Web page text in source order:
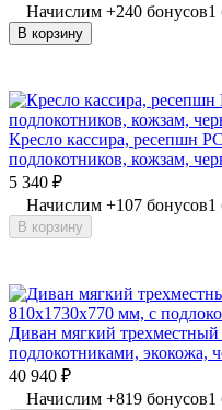
Начислим +240 бонусов1
В корзину
Кресло кассира, ресепшн
подлокотников, кожзам,
5 340 ₽
Начислим +107 бонусов1
В корзину
Диван мягкий
подлокотниками, экокожа,
40 940 ₽
Начислим +819 бонусов1